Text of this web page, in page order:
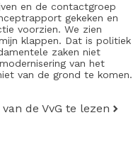
en de contactgroep
gekeken en
voorzien. We zien
klappen. Dat is politiek
zaken niet
van het
van de grond te komen.
de VvG te lezen